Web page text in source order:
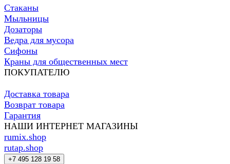
Стаканы
Мыльницы
Дозаторы
Ведра для мусора
Сифоны
Краны для общественных мест
ПОКУПАТЕЛЮ
Доставка товара
Возврат товара
Гарантия
НАШИ ИНТЕРНЕТ МАГАЗИНЫ
rumix.shop
rutap.shop
+7 495 128 19 58